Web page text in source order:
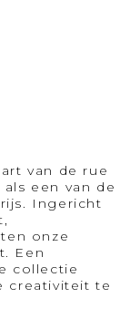
van de rue
een van de
Ingericht
onze
Een
collectie
creativiteit te